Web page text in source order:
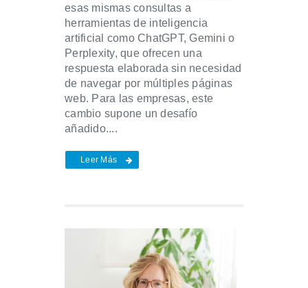
esas mismas consultas a
herramientas de inteligencia
artificial como ChatGPT, Gemini o
Perplexity, que ofrecen una
respuesta elaborada sin necesidad
de navegar por múltiples páginas
web. Para las empresas, este
cambio supone un desafío
añadido....
Leer Más